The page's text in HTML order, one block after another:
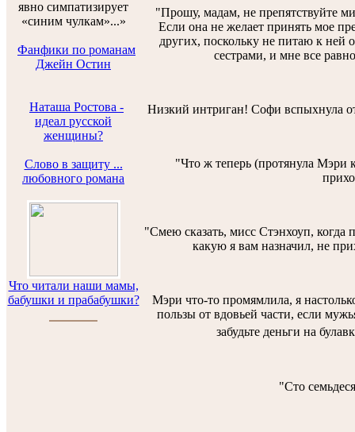
явно симпатизирует
«синим чулкам»...»
Фанфики по романам
Джейн Остин
Наташа Ростова -
идеал русской
женщины?
Слово в защиту ...
любовного романа
Что читали наши мамы,
бабушки и прабабушки?
"Прошу, мадам, не препятствуйте
Если она не желает принять мое
других, поскольку не питаю к ней
сестрами, и мне все
Низкий интриган! Софи вспыхнула
"Что ж теперь (протянула
"Смею сказать, мисс Стэнхоуп, когда
какую я вам назначил, не
Мэри что-то промямлила, я
пользы от вдовьей части, если
забудьте деньги на
"Сто